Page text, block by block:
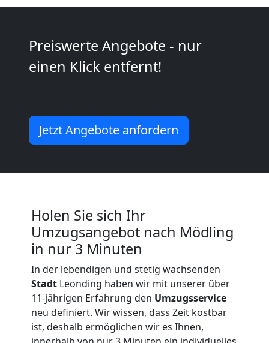
Preiswerte Angebote - nur
einen Klick entfernt!
Jetzt Angebote anfordern
Holen Sie sich Ihr
Umzugsangebot nach Mödling
in nur 3 Minuten
In der lebendigen und stetig wachsenden
Stadt Leonding haben wir mit unserer über
11-jährigen Erfahrung den Umzugsservice
neu definiert. Wir wissen, dass Zeit kostbar
ist, deshalb ermöglichen wir es Ihnen,
Küchenumzug
Leonding
Umzug
und
Lagerung
Leonding
Full-
Service-
Umzug
Leonding